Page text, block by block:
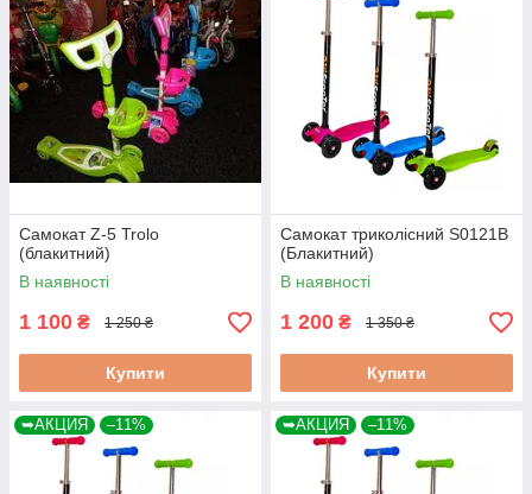
Самокат Z-5 Trolo
(блакитний)
В наявності
1 100 ₴ 1 250 ₴
Купити
Самокат триколісний S0121B
(Блакитний)
В наявності
1 200 ₴ 1 350 ₴
Купити
➥АКЦИЯ –11% ➥АКЦИЯ –11%